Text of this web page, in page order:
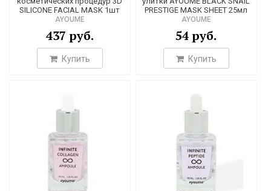
16
5
SILICONE FACIAL MASK 1шт
AYOUME
437 руб.
Купить
PRESTIGE MASK SHEET 25мл
AYOUME
54 руб.
Купить